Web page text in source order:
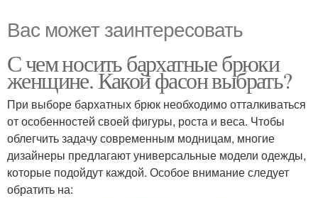
Вас может заинтересовать
С чем носить бархатные брюки
женщине. Какой фасон выбрать?
При выборе бархатных брюк необходимо отталкиваться
от особенностей своей фигуры, роста и веса. Чтобы
облегчить задачу современным модницам, многие
дизайнеры предлагают универсальные модели одежды,
которые подойдут каждой. Особое внимание следует
обратить на: